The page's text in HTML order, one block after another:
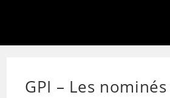
GPI – Les nominés